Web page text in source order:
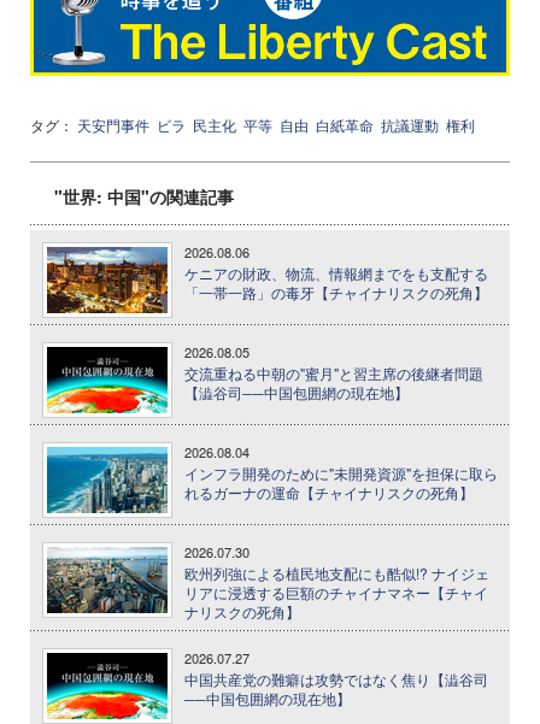
タグ： 天安門事件 ビラ 民主化 平等 自由 白紙革命 抗議運動 権利
"世界: 中国"の関連記事
2026.08.06
ケニアの財政、物流、情報網までをも支配する
「一帯一路」の毒牙【チャイナリスクの死角】
2026.08.05
交流重ねる中朝の"蜜月"と習主席の後継者問題
【澁谷司──中国包囲網の現在地】
2026.08.04
インフラ開発のために"未開発資源"を担保に取ら
れるガーナの運命【チャイナリスクの死角】
2026.07.30
欧州列強による植民地支配にも酷似!? ナイジェ
リアに浸透する巨額のチャイナマネー【チャイ
ナリスクの死角】
2026.07.27
中国共産党の難癖は攻勢ではなく焦り【澁谷司
──中国包囲網の現在地】